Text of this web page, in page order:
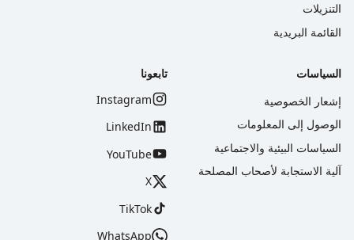
التنزيلات
القائمة البريدية
السياسات
إشعار الخصوصية
الوصول إلى المعلومات
السياسات البيئية والاجتماعية
آلية الاستجابة لأصحاب المصلحة
تابعونا
Instagram
LinkedIn
YouTube
X
TikTok
WhatsApp